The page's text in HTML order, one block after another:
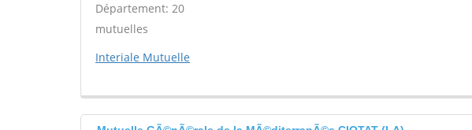
Département: 20
mutuelles
Interiale Mutuelle